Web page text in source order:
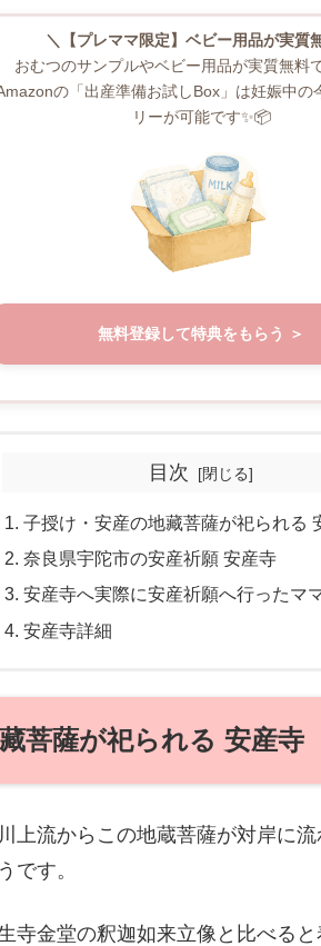
＼【プレママ限定】ベビー用品が実質
おむつのサンプルやベビー用品が実質無料
の「出産準備お試しBox」は妊娠中の
リーが可能です✨📦
無料登録して特典をもらう
目次
子授け・安産の地藏菩薩が祀られる
奈良県宇陀市の安産祈願 安産寺
安産寺へ実際に安産祈願へ行ったマ
安産寺詳細
菩薩が祀られる 安産寺
上流からこの地蔵菩薩が対岸に
です。
寺金堂の釈迦如来立像と比べる